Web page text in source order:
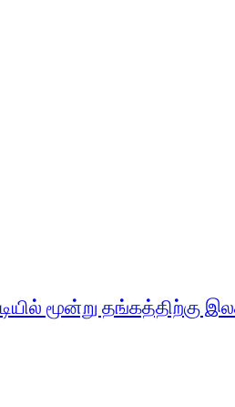
மூன்று தங்கத்திற்கு